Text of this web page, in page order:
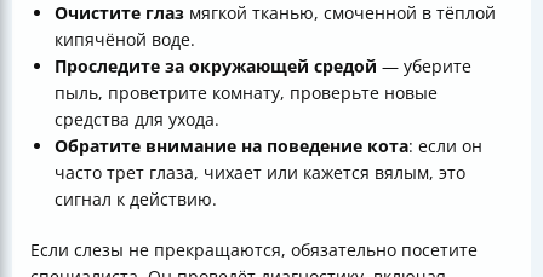
Очистите глаз мягкой тканью, смоченной в тёплой
кипячёной воде.
Проследите за окружающей средой — уберите
пыль, проветрите комнату, проверьте новые
средства для ухода.
Обратите внимание на поведение кота: если он
часто трет глаза, чихает или кажется вялым, это
сигнал к действию.
Если слезы не прекращаются, обязательно посетите